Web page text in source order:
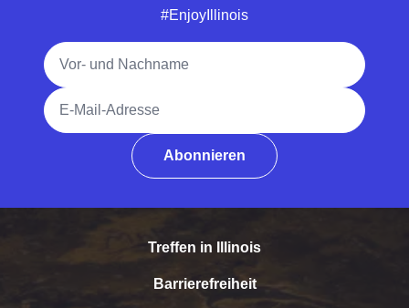
#EnjoyIllinois
Vollständiger Name
E-Mail-Adresse
Abonnieren
Treffen in Illinois
Barrierefreiheit